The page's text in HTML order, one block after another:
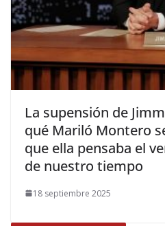
​La supensión de
qué Mariló Montero
que ella pensaba el
de nuestro tiempo
18 septiembre 2025